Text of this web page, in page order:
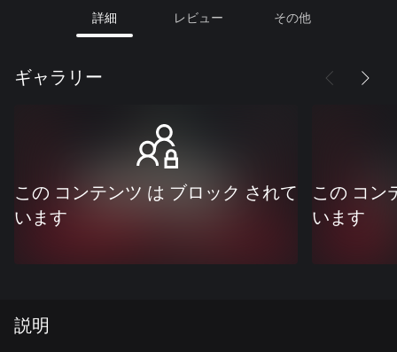
詳細 レビュー その他
ギャラリー
この コンテンツ は ブロック されて
います
この コン
います
説明